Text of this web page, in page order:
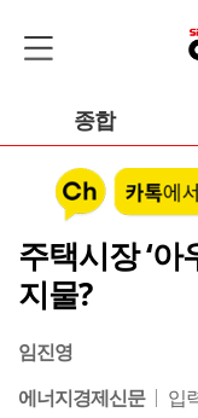
종합
주택시장 ‘
지물?
임진영
에너지경제신문
입